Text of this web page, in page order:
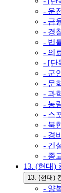
- 운
- 금
- 경
- 법
- 의
- [단
- 군
- 문
- 과
- 농
- 스
- 북
- 경
- 건
- 종
13. (현대)
13. (현대)
- 양